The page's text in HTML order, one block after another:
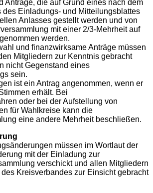
Anträge, die auf Grund eines nach dem
des Einladungs- und Mitteilungsblattes
Anlasses gestellt werden und von
mit einer 2/3-Mehrheit auf
werden.
und finanzwirksame Anträge müssen
Mitgliedern zur Kenntnis gebracht
nicht Gegenstand eines
sein.
ist ein Antrag angenommen, wenn er
erhält. Bei
oder bei der Aufstellung von
für Wahlkreise kann die
eine andere Mehrheit beschließen.
müssen im Wortlaut der
mit der Einladung zur
verschickt und allen Mitgliedern
Kreisverbandes zur Einsicht gebracht